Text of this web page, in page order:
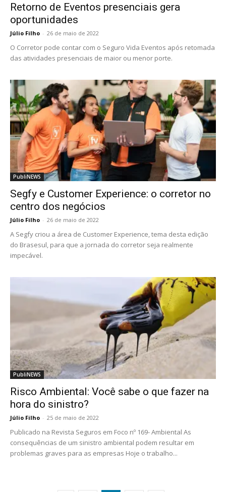
Retorno de Eventos presenciais gera
oportunidades
Júlio Filho - 26 de maio de 2022
O Corretor pode contar com o Seguro Vida Eventos após retomada
das atividades presenciais de maior ou menor porte.
PubliNEWS
Segfy e Customer Experience: o corretor no
centro dos negócios
Júlio Filho - 26 de maio de 2022
A Segfy criou a área de Customer Experience, tema desta edição
do Brasesul, para que a jornada do corretor seja realmente
impecável.
PubliNEWS
Risco Ambiental: Você sabe o que fazer na
hora do sinistro?
Júlio Filho - 25 de maio de 2022
Publicado na Revista Seguros em Foco nº 169- Ambiental As
consequências de um sinistro ambiental podem resultar em
problemas graves para as empresas Hoje o trabalho...